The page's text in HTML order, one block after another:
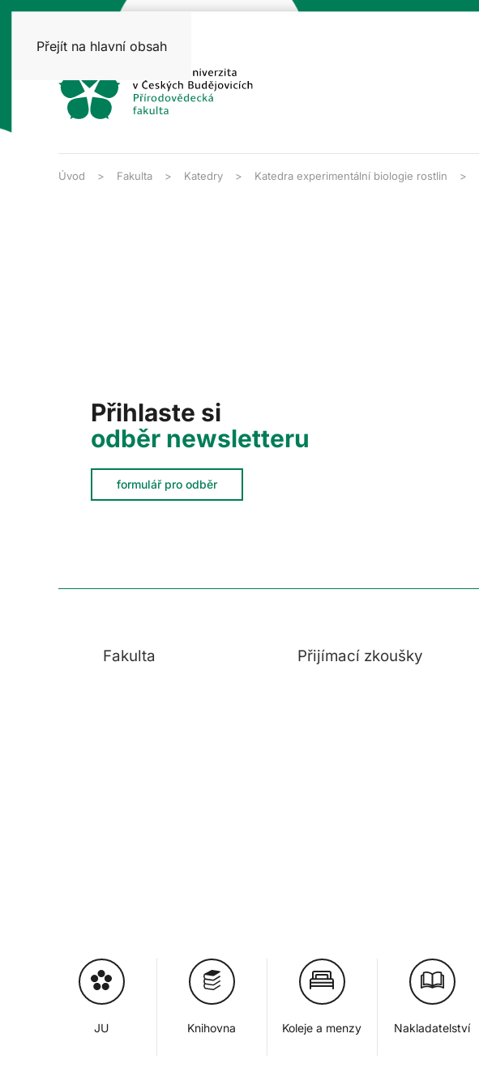
Přejít na hlavní obsah
Úvod Fakulta Katedry Katedra experimentální biologie rostlin
Přihlaste si
odběr newsletteru
formulář pro odběr
Fakulta Přijímací zkoušky
JU Knihovna Koleje a menzy Nakladatelství